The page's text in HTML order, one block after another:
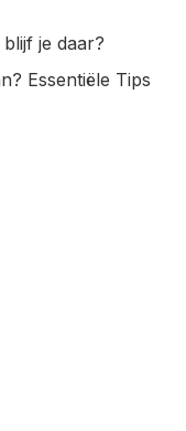
je daar?
Essentiële Tips